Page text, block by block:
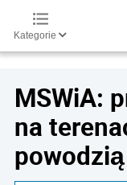
Kategorie
MSWiA:
na
powodzią